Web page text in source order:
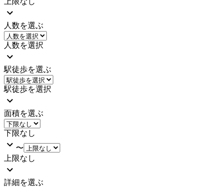
人数を選ぶ
人数を選択
駅徒歩を選ぶ
駅徒歩を選択
面積を選ぶ
下限なし
〜
上限なし
詳細を選ぶ